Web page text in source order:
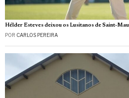
Hélder Esteves deixou os Lusitanos de
POR CARLOS PEREIRA